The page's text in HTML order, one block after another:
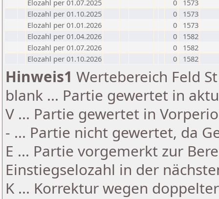
Elozahl per 01.07.2025
0
1573
Elozahl per 01.10.2025
0
1573
Elozahl per 01.01.2026
0
1573
Elozahl per 01.04.2026
0
1582
Elozahl per 01.07.2026
0
1582
Elozahl per 01.10.2026
0 1582
Hinweis1 Wertebereich Feld
blank ... Partie gewertet in
V ... Partie gewertet in
- ... Partie nicht gewertet, da
E ... Partie vorgemerkt zur
Einstiegselozahl in der
K ... Korrektur wegen